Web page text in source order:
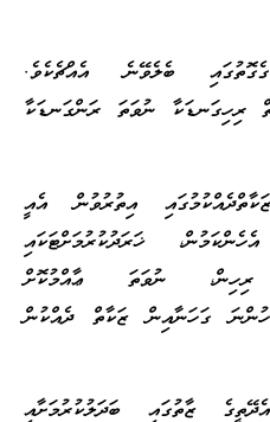
ބެލެވޭނެ އެއްޗެކެވެ.
ރިހިގަނޑަކާ ނުވަތަ ރަންގަނޑަކާ
އިތުރުވުން އެއީ
ޚަރަދުކުރުމަށްޓަކައި
ރިހިން، ނުވަތަ ޢާއްމުކޮށް
ގަހަނާއިން ޒަކާތް ދެއްކުން
ޒާތުގައި ބަދަލުކުރުމަށާއި